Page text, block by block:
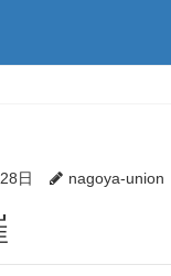
日 nagoya-union